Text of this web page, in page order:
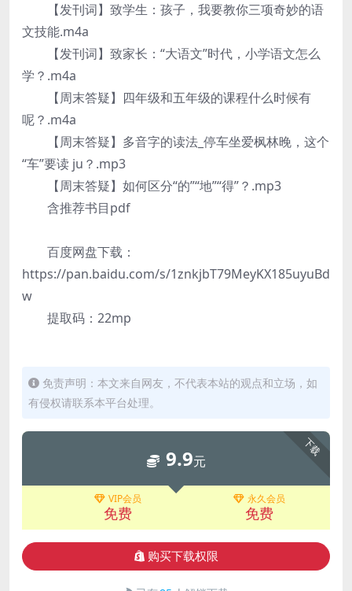
【发刊词】致学生：孩子，我要教你三项奇妙的语
文技能.m4a
【发刊词】致家长：“大语文”时代，小学语文怎么
学？.m4a
【周末答疑】四年级和五年级的课程什么时候有
呢？.m4a
【周末答疑】多音字的读法_停车坐爱枫林晚，这个
“车”要读 ju？.mp3
【周末答疑】如何区分“的”“地”“得”？.mp3
含推荐书目pdf
百度网盘下载：
https://pan.baidu.com/s/1znkjbT79MeyKX185uyuBd
w
提取码：22mp
免责声明：本文来自网友，不代表本站的观点和立场，如
有侵权请联系本平台处理。
下载
9.9元
VIP会员
免费
永久会员
免费
购买下载权限